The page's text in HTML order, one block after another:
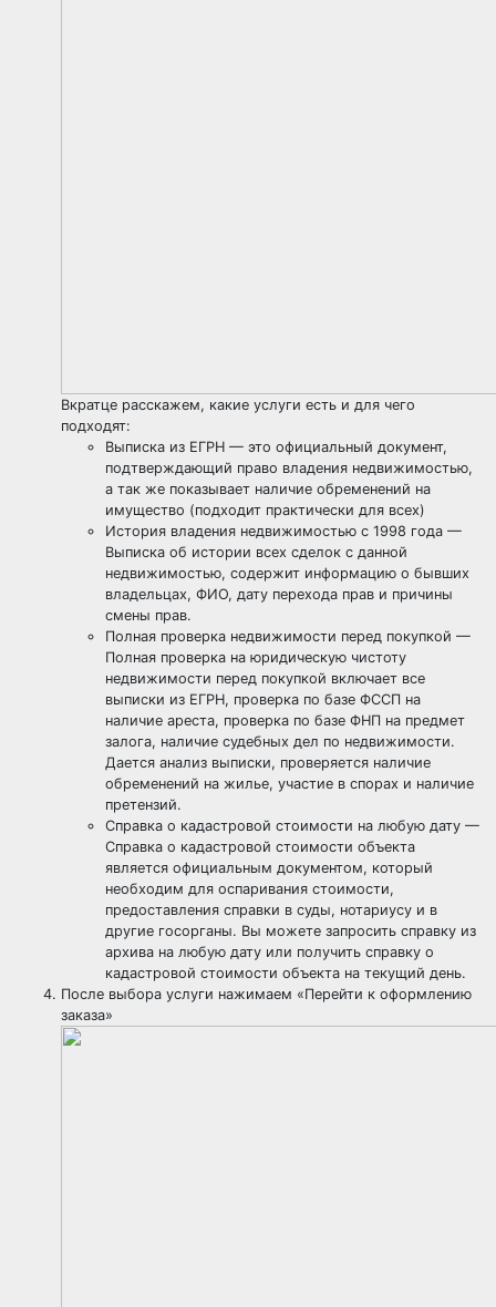
Вкратце расскажем, какие услуги есть и для чего
подходят:
Выписка из ЕГРН — это официальный документ,
подтверждающий право владения недвижимостью,
а так же показывает наличие обременений на
имущество (подходит практически для всех)
История владения недвижимостью с 1998 года —
Выписка об истории всех сделок с данной
недвижимостью, содержит информацию о бывших
владельцах, ФИО, дату перехода прав и причины
смены прав.
Полная проверка недвижимости перед покупкой —
Полная проверка на юридическую чистоту
недвижимости перед покупкой включает все
выписки из ЕГРН, проверка по базе ФССП на
наличие ареста, проверка по базе ФНП на предмет
залога, наличие судебных дел по недвижимости.
Дается анализ выписки, проверяется наличие
обременений на жилье, участие в спорах и наличие
претензий.
Справка о кадастровой стоимости на любую дату —
Справка о кадастровой стоимости объекта
является официальным документом, который
необходим для оспаривания стоимости,
предоставления справки в суды, нотариусу и в
другие госорганы. Вы можете запросить справку из
архива на любую дату или получить справку о
кадастровой стоимости объекта на текущий день.
После выбора услуги нажимаем «Перейти к оформлению
заказа»